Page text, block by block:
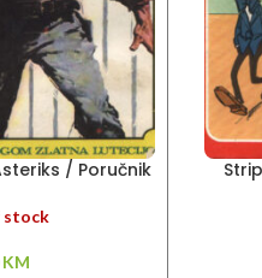
/ Poručnik
stock
KM